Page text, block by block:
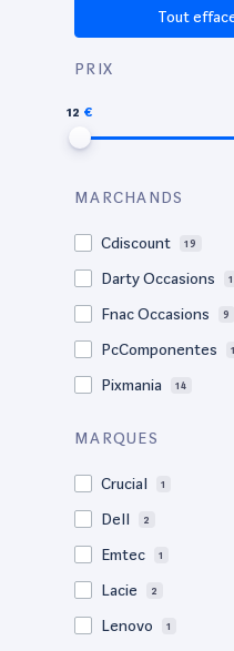
Tout
PRIX
12
MARCHANDS
Cdiscount 19
Darty Occasions 1
Fnac Occasions 9
PcComponentes 1
Pixmania 14
MARQUES
Crucial 1
Dell 2
Emtec 1
Lacie 2
Lenovo 1